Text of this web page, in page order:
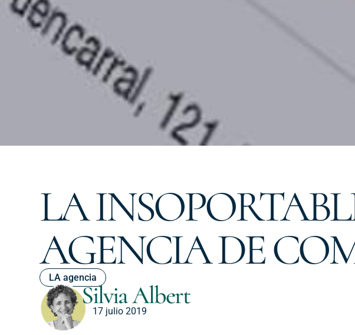
LA
AGENCIA DE
LA agencia
Silvia Albert
17 julio 2019